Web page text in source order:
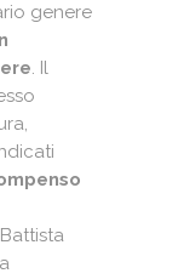
genere
. Il